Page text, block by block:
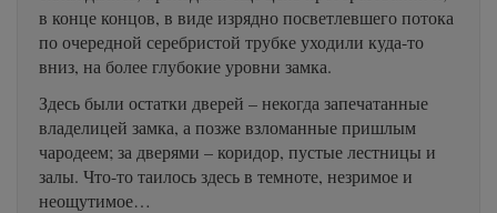
в конце концов, в виде изрядно посветлевшего потока
по очередной серебристой трубке уходили куда-то
вниз, на более глубокие уровни замка.
Здесь были остатки дверей – некогда запечатанные
владелицей замка, а позже взломанные пришлым
чародеем; за дверями – коридор, пустые лестницы и
залы. Что-то таилось здесь в темноте, незримое и
неощутимое…